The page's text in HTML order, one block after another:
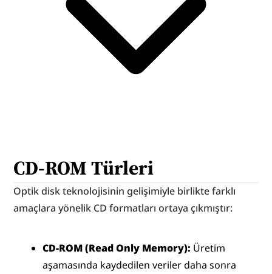
CD-ROM Türleri
Optik disk teknolojisinin gelişimiyle birlikte farklı
amaçlara yönelik CD formatları ortaya çıkmıştır:
CD-ROM (Read Only Memory): Üretim
aşamasında kaydedilen veriler daha sonra